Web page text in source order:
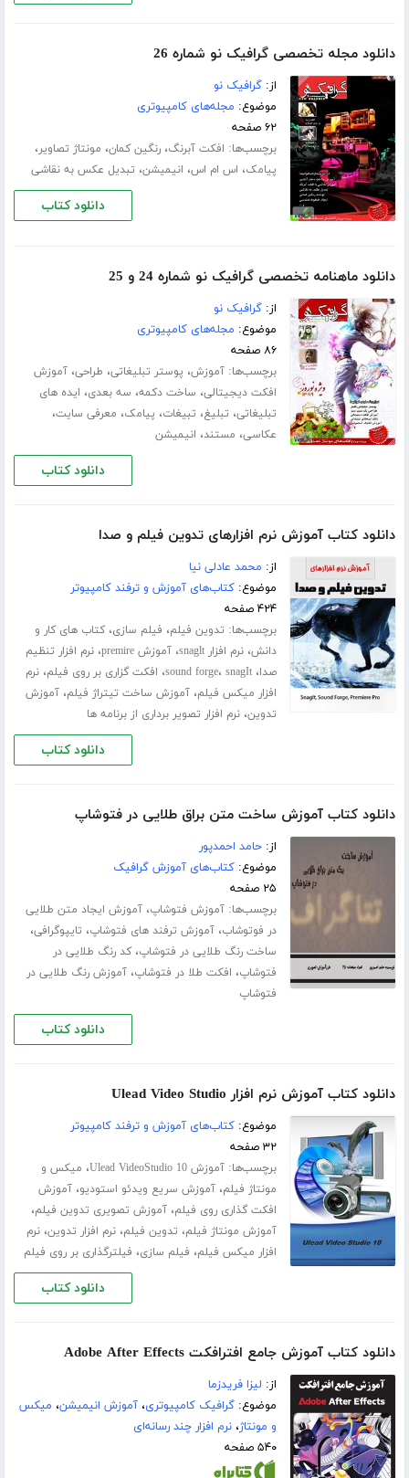
دانلود مجله تخصصی گرافیک نو شماره 26
از:گرافیک نو
موضوع: مجله‌های کامپیوتری
۶۲ صفحه
برچسب‌ها: افکت آبرنگ،رنگین کمان، مونتاژ تصاویر،
پیامک، اس ام اس، انیمیشن، تبدیل عکس به نقاشی
دانلود کتاب
دانلود ماهنامه تخصصی گرافیک نو شماره 24 و 25
از:گرافیک نو
موضوع: مجله‌های کامپیوتری
۸۶ صفحه
برچسب‌ها:آموزش، پوستر تبلیغاتی، طراحی،آموزش
افکت دیجیتالی، ساخت دکمه، سه بعدی، ایده های
تبلیغاتی، تبلیغ، تبیغات، پیامک، معرفی سایت،
عکاسی، مستند، انیمیشن
دانلود کتاب
دانلود کتاب آموزش نرم افزارهای تدوین فیلم و صدا
از: محمد عادلی نیا
موضوع:کتاب‌های آموزش و ترفند کامپیوتر
۴۲۴ صفحه
برچسب‌ها: تدوین فیلم، فیلم سازی،کتاب های کار و
دانش،نرم افزار snaglt ،آموزش premire ،نرم افزار تنظیم
صدا، sound forge، snagIt ، افکت گزاری بر روی فیلم،نرم
افزار میکس فیلم،آموزش ساخت تیتراژ فیلم،آموزش
تدوین،نرم افزار تصویر برداری از برنامه ها
دانلود کتاب
دانلود کتاب آموزش ساخت متن براق طلایی در فتوشاپ
از:حامد احمدپور
موضوع:کتاب‌های آموزش گرافیک
۲۵ صفحه
برچسب‌ها:آموزش فتوشاپ،آموزش ایجاد متن طلایی
در فوتوشاب،آموزش ترفند های فتوشاپ، تایپوگرافی،
ساخت رنگ طلایی در فتوشاپ،کد رنگ طلایی در
فتوشاپ، افکت طلا در فتوشاپ،آموزش رنگ طلایی در
فتوشاپ
دانلود کتاب
دانلود کتاب آموزش نرم افزار Ulead Video Studio
موضوع:کتاب‌های آموزش و ترفند کامپیوتر
۳۲ صفحه
برچسب‌ها:آموزش Ulead VideoStudio 10 ، میکس و
مونتاژ فیلم،آموزش سریع ویدئو استودیو،آموزش
افکت گذاری روی فیلم،آموزش تصویری تدوین فیلم،
آموزش مونتاژ فیلم، تدوین فیلم،نرم افزار تدوین،نرم
افزار میکس فیلم، فیلم سازی، فیلترگذاری بر روی فیلم
دانلود کتاب
دانلود کتاب آموزش جامع افترافکت Adobe After Effects
از: لیزا فریدزما
موضوع:گرافیک کامپیوتری،آموزش انیمیشن، میکس
و مونتاژ،نرم افزار چند رسانه‌ای
۵۴۰ صفحه